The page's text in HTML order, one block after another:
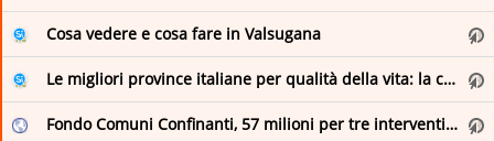
Comune di Romentino
Concerti & Spettacoli
Eventi Comune di Poggibonsi
Cosa vedere e cosa fare in Valsugana
Le migliori province italiane per qualità della vita: la classifica
Fondo Comuni Confinanti, 57 milioni per tre interventi nel Bresciano